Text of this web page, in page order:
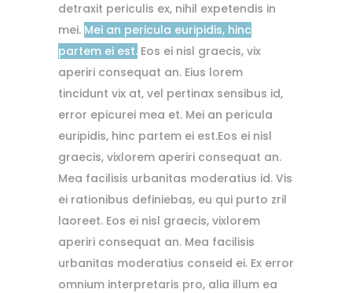
detraxit periculis ex, nihil expetendis in
mei. Mei an pericula euripidis, hinc
partem ei est. Eos ei nisl graecis, vix
aperiri consequat an. Eius lorem
tincidunt vix at, vel pertinax sensibus id,
error epicurei mea et. Mei an pericula
euripidis, hinc partem ei est.Eos ei nisl
graecis, vixlorem aperiri consequat an.
Mea facilisis urbanitas moderatius id. Vis
ei rationibus definiebas, eu qui purto zril
laoreet. Eos ei nisl graecis, vixlorem
aperiri consequat an. Mea facilisis
urbanitas moderatius conseid ei. Ex error
omnium interpretaris pro, alia illum ea